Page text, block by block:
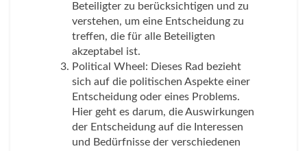
Beteiligter zu berücksichtigen und zu
verstehen, um eine Entscheidung zu
treffen, die für alle Beteiligten
akzeptabel ist.
Political Wheel: Dieses Rad bezieht
sich auf die politischen Aspekte einer
Entscheidung oder eines Problems.
Hier geht es darum, die Auswirkungen
der Entscheidung auf die Interessen
und Bedürfnisse der verschiedenen